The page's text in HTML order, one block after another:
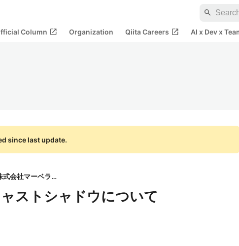
search
Column open_in_new Organization Qiita Careers open_in_new AI x Dev x
since last update.
株式会社マーベラス
ストシャドウについて